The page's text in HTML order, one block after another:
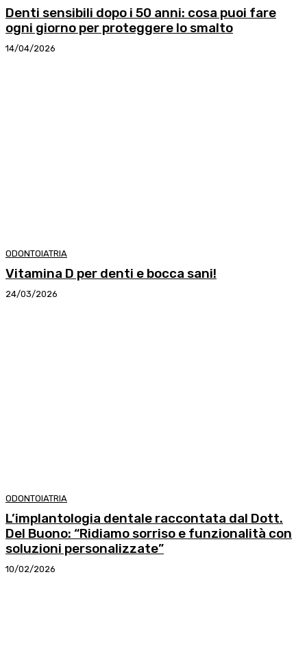
Denti sensibili dopo i 50 anni: cosa puoi fare
ogni giorno per proteggere lo smalto
14/04/2026
ODONTOIATRIA
Vitamina D per denti e bocca sani!
24/03/2026
ODONTOIATRIA
L’implantologia dentale raccontata dal Dott.
Del Buono: “Ridiamo sorriso e funzionalità con
soluzioni personalizzate”
10/02/2026